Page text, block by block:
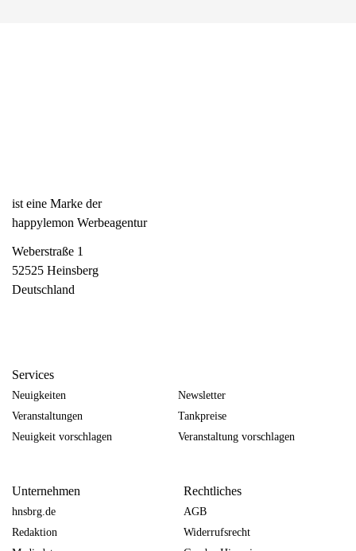
ist eine Marke der
happylemon Werbeagentur
Weberstraße 1
52525 Heinsberg
Deutschland
Services
Neuigkeiten
Newsletter
Veranstaltungen
Tankpreise
Neuigkeit vorschlagen
Veranstaltung vorschlagen
Unternehmen
hnsbrg.de
Redaktion
Rechtliches
AGB
Widerrufsrecht